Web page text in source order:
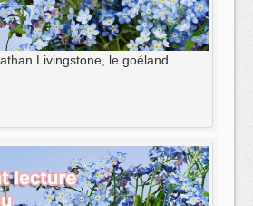
Livingstone, le goéland